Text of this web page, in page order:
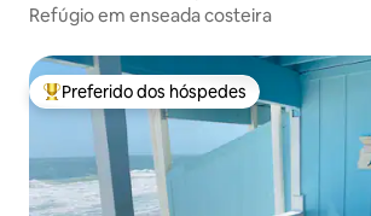
Refúgio em enseada costeira
Entre os melhores preferidos dos hóspedes
Preferido dos hóspedes